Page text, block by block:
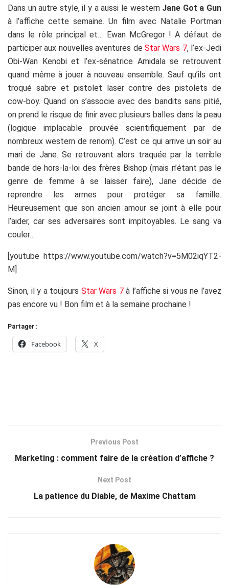
Dans un autre style, il y a aussi le western Jane Got a Gun
à l’affiche cette semaine. Un film avec Natalie Portman
dans le rôle principal et… Ewan McGregor ! A défaut de
participer aux nouvelles aventures de Star Wars 7, l’ex-Jedi
Obi-Wan Kenobi et l’ex-sénatrice Amidala se retrouvent
quand même à jouer à nouveau ensemble. Sauf qu’ils ont
troqué sabre et pistolet laser contre des pistolets de
cow-boy. Quand on s’associe avec des bandits sans pitié,
on prend le risque de finir avec plusieurs balles dans la peau
(logique implacable prouvée scientifiquement par de
nombreux western de renom). C’est ce qui arrive un soir au
mari de Jane. Se retrouvant alors traquée par la terrible
bande de hors-la-loi des frères Bishop (mais n’étant pas le
genre de femme à se laisser faire), Jane décide de
reprendre les armes pour protéger sa famille.
Heureusement que son ancien amour se joint à elle pour
l’aider, car ses adversaires sont impitoyables. Le sang va
couler…
[youtube https://www.youtube.com/watch?v=5M02iqYT2-
M]
Sinon, il y a toujours Star Wars 7à l’affiche si vous ne l’avez
pas encore vu ! Bon film et à la semaine prochaine !
Partager :
Facebook X
Previous Post
Marketing : comment faire de la création d’affiche ?
Next Post
La patience du Diable, de Maxime Chattam